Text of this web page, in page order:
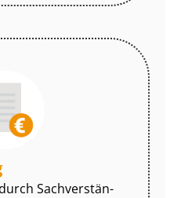
Sach­ver­stän­